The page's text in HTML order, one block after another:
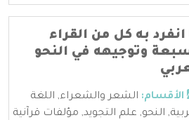
انفرد به كل من القراء
وتوجيهه في النحو
الأقسام: الشعر والشعراء, اللغة
, النحو, علم التجويد, مؤلفات قرآنية